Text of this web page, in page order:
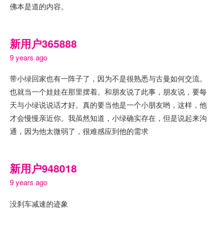
佛本是道的内容。
新用户365888
9 years ago
带小绿回家也有一阵子了，因为不是很熟悉与古曼如何交流。
也就当一个娃娃在那里摆着。和朋友说了此事，朋友说，要每
天与小绿说说话才好。真的要当他是一个小朋友哟，这样，他
才会慢慢亲近你。我虽然知道，小绿确实存在，但是说起来沟
通，因为他太微弱了，很难感应到他的需求
新用户948018
9 years ago
没刹车减速的迹象